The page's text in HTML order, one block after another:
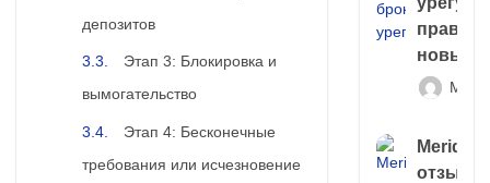
депозитов
Этап 3: Блокировка и
вымогательство
Этап 4: Бесконечные
требования или исчезновение
правда
новый